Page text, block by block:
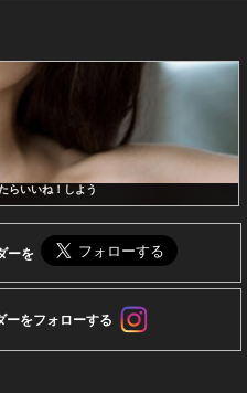
らいいね！しよう
ーを
をフォローする